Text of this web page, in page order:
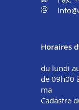
Horaires
du lundi
de 09h00
ma
Cadastre